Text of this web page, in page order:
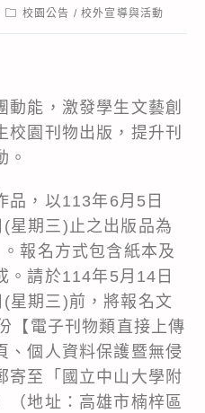
Post校園公告 / 校外宣導與活動
動能，激發學生文藝創
校園刊物出版，提升刊
。
品，以113年6月5日
星期三)止之出版品為
報名方式包含紙本及
。請於114年5月14日
星期三)前，將報名文
【電子刊物類直接上傳
、個人資料保護暨無侵
寄至「國立中山大學附
（地址：高雄市楠梓區